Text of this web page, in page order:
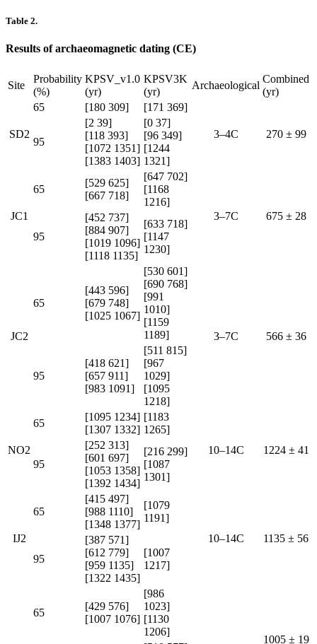
Table 2.
Results of archaeomagnetic dating (CE)
Site
Probability
(%)
KPSV_v1.0
(yr)
KPSV3K
(yr)
Archaeological
Combined
(yr)
SD2
65 [180 309] [171 369]
3–4C 270 ± 99
95
[2 39]
[118 393]
[1072 1351]
[1383 1403]
[0 37]
[96 349]
[1244
1321]
JC1
65
[529 625]
[667 718]
[647 702]
[1168
1216]
3–7C
675 ± 28
95
[452 737]
[884 907]
[1019 1096]
[1118 1135]
[633 718]
[1147
1230]
JC2
65
[443 596]
[679 748]
[1025 1067]
[530 601]
[690 768]
[991
1010]
[1159
1189]
3–7C 566 ± 36
95
[418 621]
[657 911]
[983 1091]
[511 815]
[967
1029]
[1095
1218]
NO2
65
[1095 1234]
[1307 1332]
[1183
1265]
10–14C
1224 ± 41
95
[252 313]
[601 697]
[1053 1358]
[1392 1434]
[216 299]
[1087
1301]
IJ2
65
[415 497]
[988 1110]
[1348 1377]
[1079
1191]
10–14C
1135 ± 56
95
[387 571]
[612 779]
[959 1135]
[1322 1435]
[1007
1217]
65
[429 576]
[1007 1076]
[986
1023]
[1130
1206]
1005 ± 19